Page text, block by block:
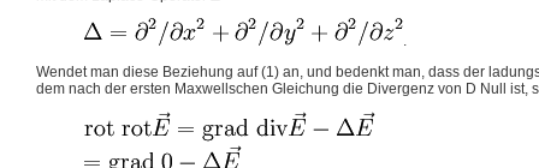
.
Wendet man diese Beziehung auf (1) an, und bedenkt man, dass der
dem nach der ersten Maxwellschen Gleichung die Divergenz von D Null ist,